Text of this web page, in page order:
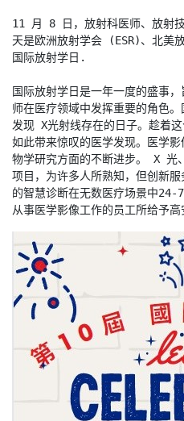
11 月 8 日，放射科医师、放射
天是欧洲放射学会 (ESR)、北美
国际放射学日.
国际放射学日是一年一度的盛事
师在医疗领域中发挥重要的角
发现 X光射线存在的日子。趁着
如此带来惊叹的医学发现。医学
物学研究方面的不断进步。 X 光
项目，为许多人所熟知，但创新
的智慧诊断在无数医疗场景中24-
从事医学影像工作的员工所给予